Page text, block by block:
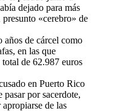
dejado para más
«cerebro» de
años de cárcel como
en las que
de 62.987 euros
en Puerto Rico
pasar por sacerdote,
de las